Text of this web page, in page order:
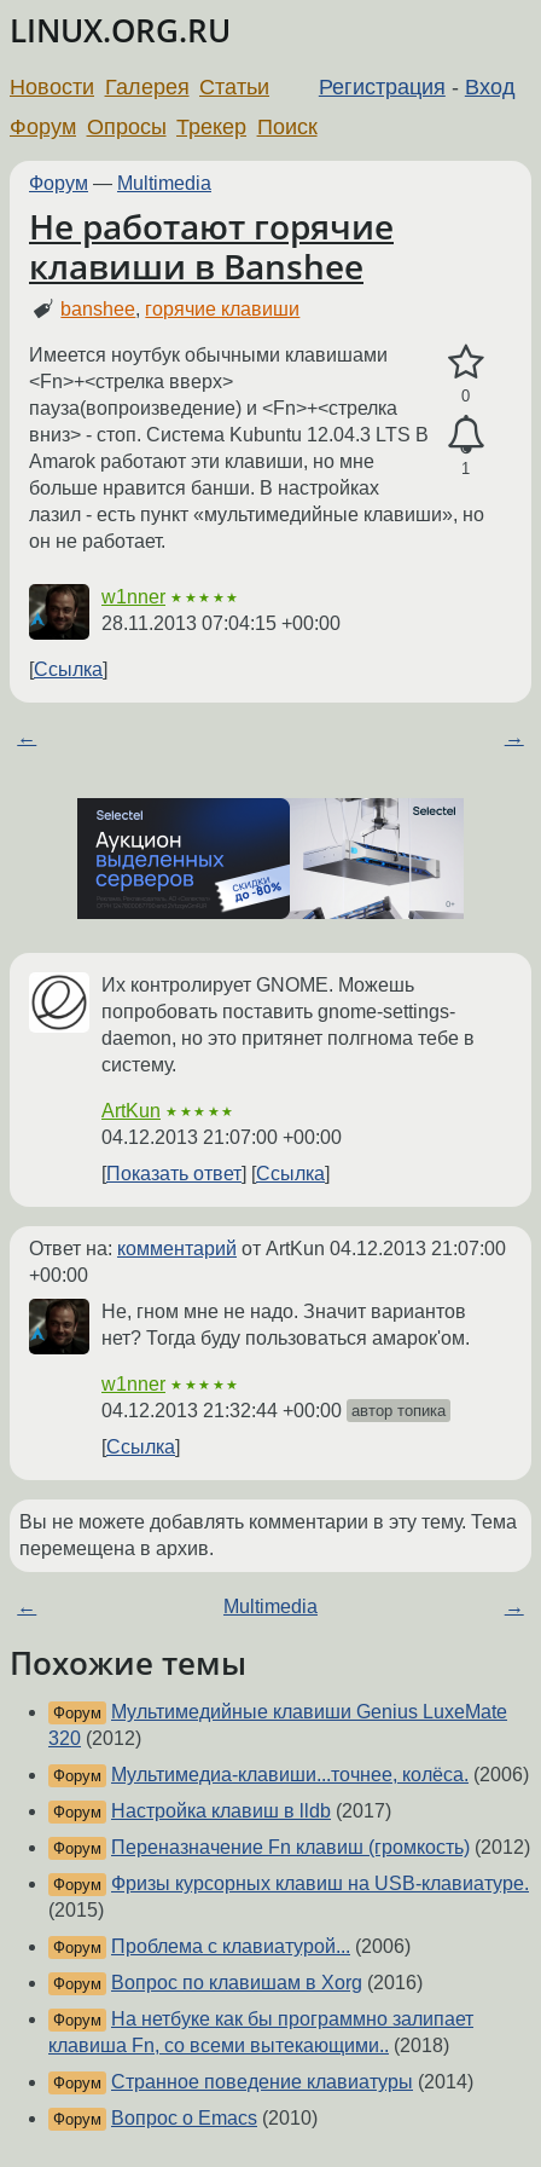
LINUX.ORG.RU
Регистрация - Вход
Новости Галерея Статьи
Форум Опросы Трекер Поиск
Форум — Multimedia
Не работают горячие
клавиши в Banshee
banshee, горячие клавиши
0
1
Имеется ноутбук обычными клавишами
<Fn>+<стрелка вверх>
пауза(вопроизведение) и <Fn>+<стрелка
вниз> - стоп. Система Kubuntu 12.04.3 LTS В
Amarok работают эти клавиши, но мне
больше нравится банши. В настройках
лазил - есть пункт «мультимедийные клавиши», но
он не работает.
w1nner ★★★★★
28.11.2013 07:04:15 +00:00
Ссылка
← →
Их контролирует GNOME. Можешь
попробовать поставить gnome-settings-
daemon, но это притянет полгнома тебе в
систему.
ArtKun ★★★★★
04.12.2013 21:07:00 +00:00
Показать ответ
Ссылка
Ответ на: комментарий от ArtKun 04.12.2013 21:07:00
+00:00
Не, гном мне не надо. Значит вариантов
нет? Тогда буду пользоваться амарок'ом.
w1nner ★★★★★
04.12.2013 21:32:44 +00:00 автор топика
Ссылка
Вы не можете добавлять комментарии в эту тему. Тема
перемещена в архив.
← Multimedia →
Похожие темы
Форум
Мультимедийные клавиши Genius LuxeMate
320 (2012)
Форум Мультимедиа-клавиши...точнее, колёса. (2006)
Форум Настройка клавиш в lldb (2017)
Форум Переназначение Fn клавиш (громкость) (2012)
Форум
Фризы курсорных клавиш на USB-клавиатуре.
(2015)
Форум Проблема с клавиатурой... (2006)
Форум Вопрос по клавишам в Xorg (2016)
Форум
На нетбуке как бы программно залипает
клавиша Fn, со всеми вытекающими.. (2018)
Форум Странное поведение клавиатуры (2014)
Форум Вопрос о Emacs (2010)